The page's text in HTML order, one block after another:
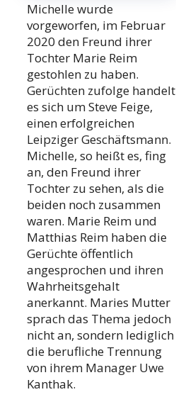
Michelle wurde
vorgeworfen, im Februar
2020 den Freund ihrer
Tochter Marie Reim
gestohlen zu haben.
Gerüchten zufolge handelt
es sich um Steve Feige,
einen erfolgreichen
Leipziger Geschäftsmann.
Michelle, so heißt es, fing
an, den Freund ihrer
Tochter zu sehen, als die
beiden noch zusammen
waren. Marie Reim und
Matthias Reim haben die
Gerüchte öffentlich
angesprochen und ihren
Wahrheitsgehalt
anerkannt. Maries Mutter
sprach das Thema jedoch
nicht an, sondern lediglich
die berufliche Trennung
von ihrem Manager Uwe
Kanthak.